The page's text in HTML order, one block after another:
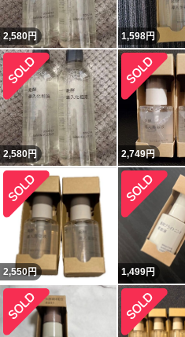
2,580円 1,598円
2,580円 2,749円
2,550円 1,499円